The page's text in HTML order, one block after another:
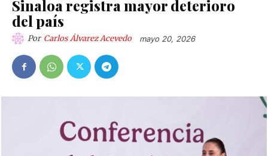
Sinaloa registra mayor deterioro
del país
Por Carlos Álvarez Acevedo mayo 20, 2026